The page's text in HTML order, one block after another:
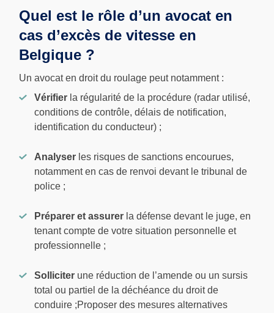
Quel est le rôle d’un avocat en
cas d’excès de vitesse en
Belgique ?
Un avocat en droit du roulage peut notamment :
Vérifier la régularité de la procédure (radar utilisé,
conditions de contrôle, délais de notification,
identification du conducteur) ;
Analyser les risques de sanctions encourues,
notamment en cas de renvoi devant le tribunal de
police ;
Préparer et assurer la défense devant le juge, en
tenant compte de votre situation personnelle et
professionnelle ;
Solliciter une réduction de l’amende ou un sursis
total ou partiel de la déchéance du droit de
conduire ;Proposer des mesures alternatives